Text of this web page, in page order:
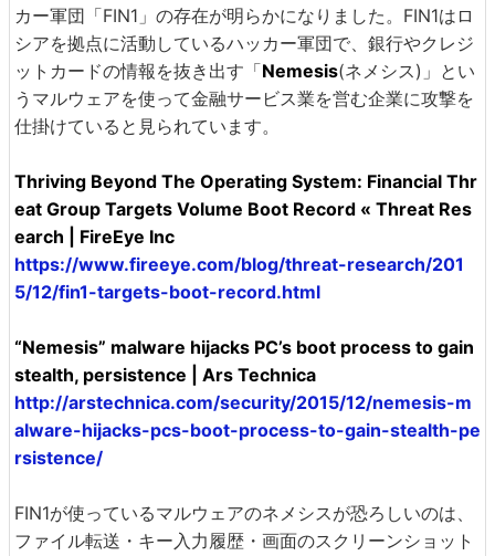
カー軍団「FIN1」の存在が明らかになりました。FIN1はロ
シアを拠点に活動しているハッカー軍団で、銀行やクレジ
ットカードの情報を抜き出す「Nemesis(ネメシス)」とい
うマルウェアを使って金融サービス業を営む企業に攻撃を
仕掛けていると見られています。
Thriving Beyond The Operating System: Financial Thr
eat Group Targets Volume Boot Record « Threat Res
earch | FireEye Inc
https://www.fireeye.com/blog/threat-research/201
5/12/fin1-targets-boot-record.html
“Nemesis” malware hijacks PC’s boot process to gain
stealth, persistence | Ars Technica
http://arstechnica.com/security/2015/12/nemesis-m
alware-hijacks-pcs-boot-process-to-gain-stealth-pe
rsistence/
FIN1が使っているマルウェアのネメシスが恐ろしいのは、
ファイル転送・キー入力履歴・画面のスクリーンショット